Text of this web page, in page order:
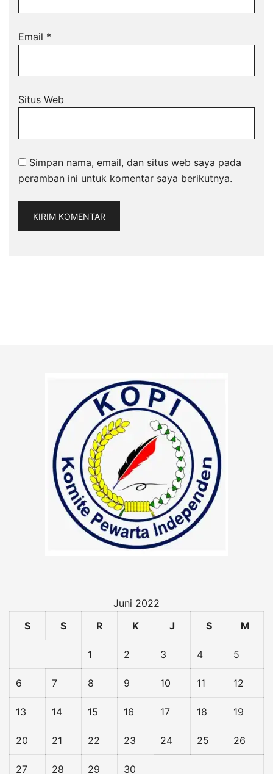
Email *
Situs Web
Simpan nama, email, dan situs web saya pada
peramban ini untuk komentar saya berikutnya.
Juni 2022
S
S R K J S M
1 2 3 4 5
6 7 8 9 10 11 12
13 14 15 16 17 18 19
20 21 22 23 24 25 26
27 28 29 30